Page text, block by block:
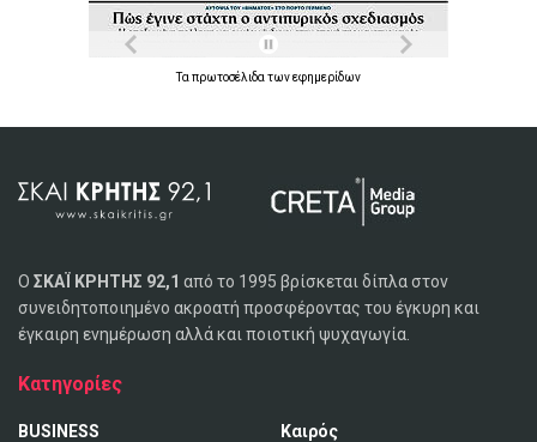
Τα πρωτοσέλιδα τωνεφημερίδων
Ο ΣΚΑΪ ΚΡΗΤΗΣ 92,1 από το 1995 βρίσκεται δίπλα στον
συνειδητοποιημένο ακροατή προσφέροντας του έγκυρη και
έγκαιρη ενημέρωση αλλά και ποιοτική ψυχαγωγία.
Κατηγορίες
BUSINESS
Καιρός